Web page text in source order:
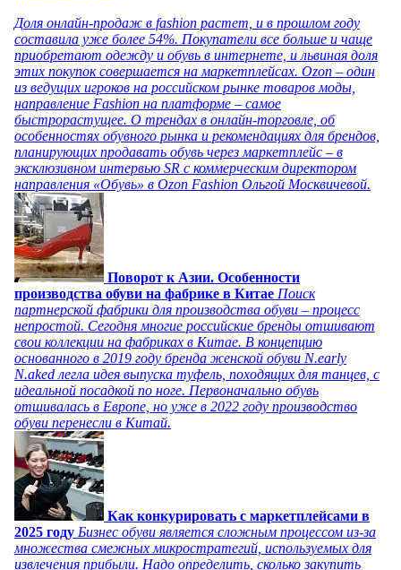
Доля онлайн-продаж в fashion растет, и в прошлом году
составила уже более 54%. Покупатели все больше и чаще
приобретают одежду и обувь в интернете, и львиная доля
этих покупок совершается на маркетплейсах. Ozon – один
из ведущих игроков на российском рынке товаров моды,
направление Fashion на платформе – самое
быстрорастущее. О трендах в онлайн-торговле, об
особенностях обувного рынка и рекомендациях для брендов,
планирующих продавать обувь через маркетплейс – в
эксклюзивном интервью SR с коммерческим директором
направления «Обувь» в Ozon Fashion Ольгой Москвичевой.
Поворот к Азии. Особенности
производства обуви на фабрике в Китае Поиск
партнерской фабрики для производства обуви – процесс
непростой. Сегодня многие российские бренды отшивают
свои коллекции на фабриках в Китае. В концепцию
основанного в 2019 году бренда женской обуви N.early
N.aked легла идея выпуска туфель, походящих для танцев, с
идеальной посадкой по ноге. Первоначально обувь
отшивалась в Европе, но уже в 2022 году производство
обуви перенесли в Китай.
Как конкурировать с маркетплейсами в
2025 году Бизнес обуви является сложным процессом из-за
множества смежных микростратегий, используемых для
извлечения прибыли. Надо определить, сколько закупить